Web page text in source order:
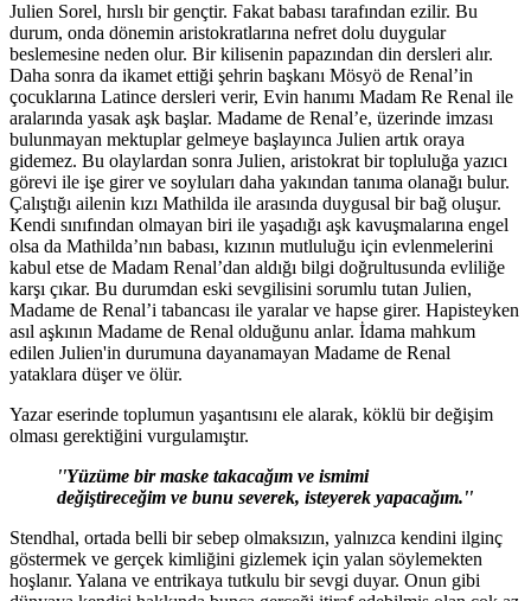
Julien Sorel, hırslı bir gençtir. Fakat babası tarafından ezilir. Bu
durum, onda dönemin aristokratlarına nefret dolu duygular
beslemesine neden olur. Bir kilisenin papazından din dersleri alır.
Daha sonra da ikamet ettiği şehrin başkanı Mösyö de Renal’in
çocuklarına Latince dersleri verir, Evin hanımı Madam Re Renal ile
aralarında yasak aşk başlar. Madame de Renal’e, üzerinde imzası
bulunmayan mektuplar gelmeye başlayınca Julien artık oraya
gidemez. Bu olaylardan sonra Julien, aristokrat bir topluluğa yazıcı
görevi ile işe girer ve soyluları daha yakından tanıma olanağı bulur.
Çalıştığı ailenin kızı Mathilda ile arasında duygusal bir bağ oluşur.
Kendi sınıfından olmayan biri ile yaşadığı aşk kavuşmalarına engel
olsa da Mathilda’nın babası, kızının mutluluğu için evlenmelerini
kabul etse de Madam Renal’dan aldığı bilgi doğrultusunda evliliğe
karşı çıkar. Bu durumdan eski sevgilisini sorumlu tutan Julien,
Madame de Renal’i tabancası ile yaralar ve hapse girer. Hapisteyken
asıl aşkının Madame de Renal olduğunu anlar. İdama mahkum
edilen Julien'in durumuna dayanamayan Madame de Renal
yataklara düşer ve ölür.
Yazar eserinde toplumun yaşantısını ele alarak, köklü bir değişim
olması gerektiğini vurgulamıştır.
''Yüzüme bir maske takacağım ve ismimi
değiştireceğim ve bunu severek, isteyerek yapacağım.''
Stendhal, ortada belli bir sebep olmaksızın, yalnızca kendini ilginç
göstermek ve gerçek kimliğini gizlemek için yalan söylemekten
hoşlanır. Yalana ve entrikaya tutkulu bir sevgi duyar. Onun gibi